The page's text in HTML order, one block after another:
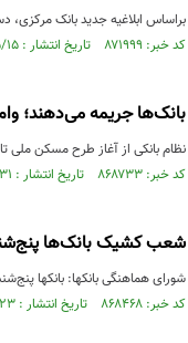
براساس ابلاغیه جدید بانک
کد خبر: ۸۷۱۹۹۹ تاریخ انتشار : ۱۴۰۴/۰۵/۱۵
بانک‌ها جریمه می‌دهند؛
نظام بانکی از آغاز طرح مسکن ملی تاکنون فقط به ۳۰ درصد از تعهدات تسهیلاتی خود عمل کرده است.
کد خبر: ۸۶۸۷۳۳ تاریخ انتشار : ۱۴۰۴/۰۲/۳۱
شعب کشیک بانک‌ها
شورای هماهنگی بانکها: بانکها پنج‌شنبه ها از ساعت ۸ الی ۱۲ ظهر
کد خبر: ۸۶۸۴۶۸ تاریخ انتشار : ۱۴۰۴/۰۲/۲۳